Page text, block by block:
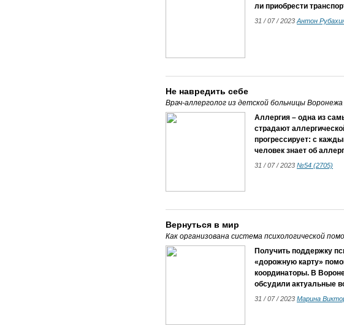
ли приобрести
31 / 07 / 2023 Антон
Не навредить себе
Врач-аллерголог из детской больницы
Аллергия – одна из
страдают
прогрессирует: с
человек знает об
31 / 07 / 2023 №54 (2705)
Вернуться в мир
Как организована система психологической
Получить поддержку
«дорожную карту»
координаторы. В
обсудили актуальные
31 / 07 / 2023 Марина